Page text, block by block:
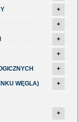
+
+
+
+
+
WĘGLA) +
+